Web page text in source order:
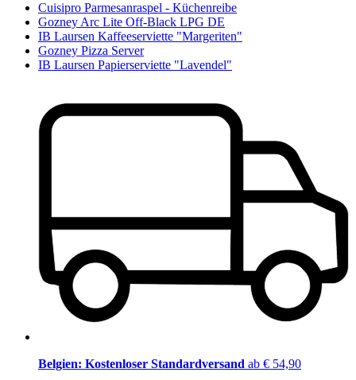
Cuisipro Parmesanraspel - Küchenreibe
Gozney Arc Lite Off-Black LPG DE
IB Laursen Kaffeeserviette "Margeriten"
Gozney Pizza Server
IB Laursen Papierserviette "Lavendel"
Belgien: Kostenloser Standardversand ab € 54,90